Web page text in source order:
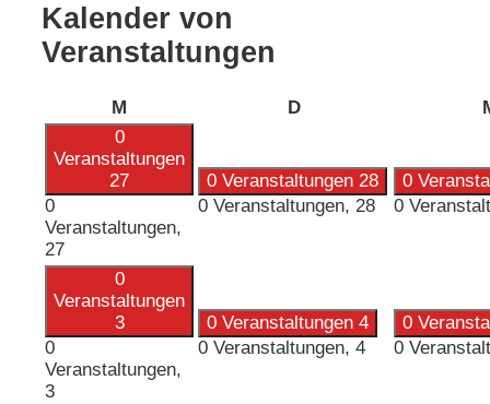
Kalender von
Veranstaltungen
M DDienstag
0
Veranstaltungen
27
0
Veranstaltungen,
27
0 Veranstaltungen 28
0 Veranstaltungen, 28
0
0
0
Veranstaltungen
3
0
Veranstaltungen,
3
0 Veranstaltungen 4
0 Veranstaltungen, 4
0
0